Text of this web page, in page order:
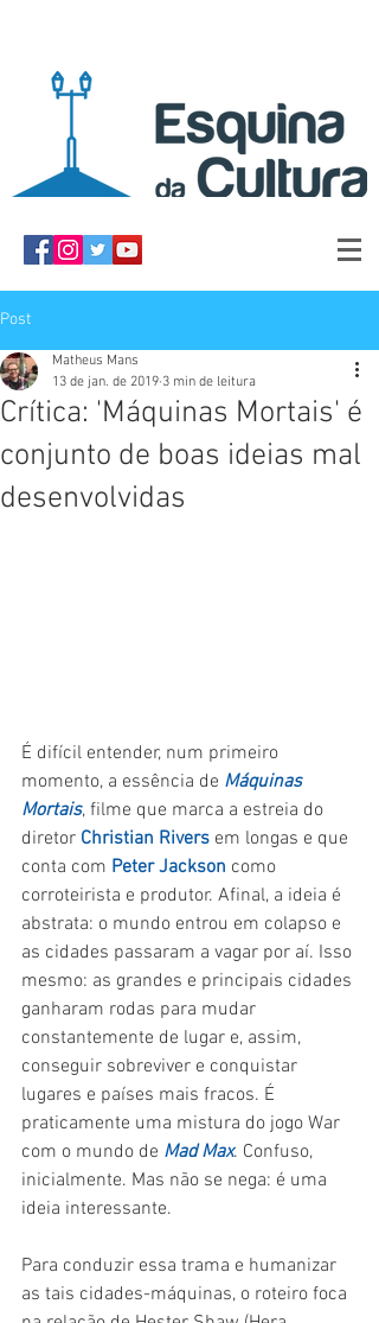
Post
Crítica: 'Máquinas Mortais' é
conjunto de boas ideias mal
desenvolvidas
Matheus Mans
13 de jan. de 2019 3 min de leitura
É difícil entender, num primeiro
momento, a essência de Máquinas
Mortais, filme que marca a estreia do
diretor Christian Rivers em longas e que
conta com Peter Jackson como
corroteirista e produtor. Afinal, a ideia é
abstrata: o mundo entrou em colapso e
as cidades passaram a vagar por aí. Isso
mesmo: as grandes e principais cidades
ganharam rodas para mudar
constantemente de lugar e, assim,
conseguir sobreviver e conquistar
lugares e países mais fracos. É
praticamente uma mistura do jogo War
com o mundo de Mad Max. Confuso,
inicialmente. Mas não se nega: é uma
ideia interessante.
Para conduzir essa trama e humanizar
as tais cidades-máquinas, o roteiro foca